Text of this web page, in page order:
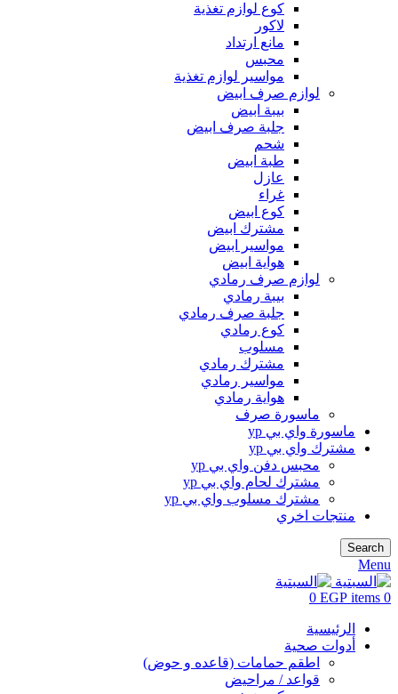
كوع لوازم تغذية
لاكور
مانع ارتداد
محبس
مواسير لوازم تغذية
لوازم صرف ابيض
بيبة ابيض
جلبة صرف ابيض
شحم
طبة ابيض
عازل
غراء
كوع ابيض
مشترك ابيض
مواسير ابيض
هواية ابيض
لوازم صرف رمادي
بيبة رمادي
جلبة صرف رمادي
كوع رمادي
مسلوب
مشترك رمادي
مواسير رمادي
هواية رمادي
ماسورة صرف
ماسورة واي بي yp
مشترك واي بي yp
محبس دفن واي بي yp
مشترك لحام واي بي yp
مشترك مسلوب واي بي yp
منتجات اخري
Search
Menu
0
items
0 EGP
الرئيسية
أدوات صحية
اطقم حمامات (قاعده و حوض)
قواعد / مراحيض